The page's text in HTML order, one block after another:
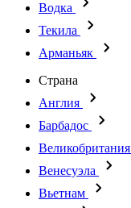
Водка
Текила
Арманьяк
Страна
Англия
Барбадос
Великобритания
Венесуэла
Вьетнам